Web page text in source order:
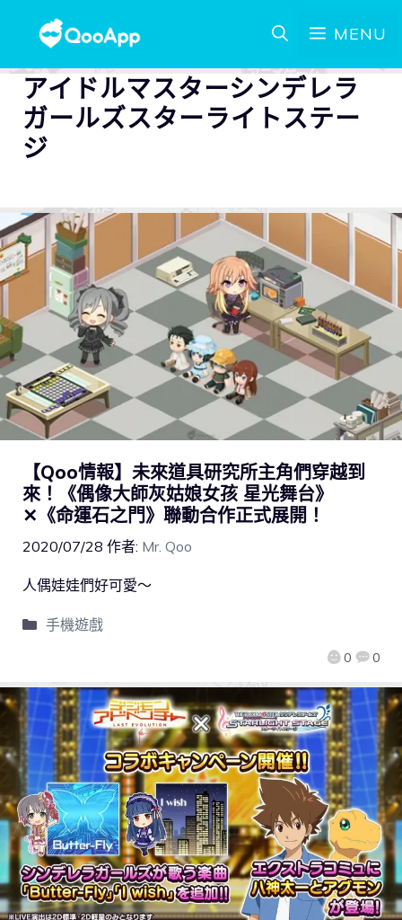
MENU
アイドルマスターシンデレラ
ガールズスターライトステー
ジ
【Qoo情報】未來道具研究所主角們穿越到
來！《偶像大師灰姑娘女孩 星光舞台》
✕《命運石之門》聯動合作正式展開！
2020/07/28 作者: Mr. Qoo
0 0
人偶娃娃們好可愛～
手機遊戲